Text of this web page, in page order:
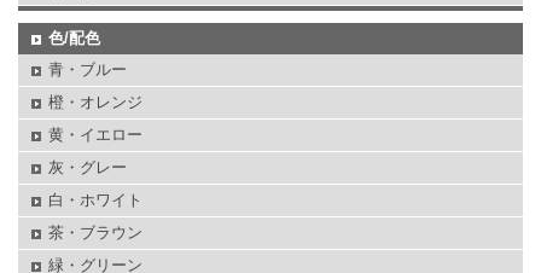
色/配色
青・ブルー
橙・オレンジ
黄・イエロー
灰・グレー
白・ホワイト
茶・ブラウン
緑・グリーン